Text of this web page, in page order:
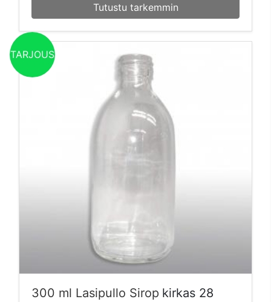
Tutustu tarkemmin
300 ml Lasipullo Sirop kirkas 28
TARJOUS